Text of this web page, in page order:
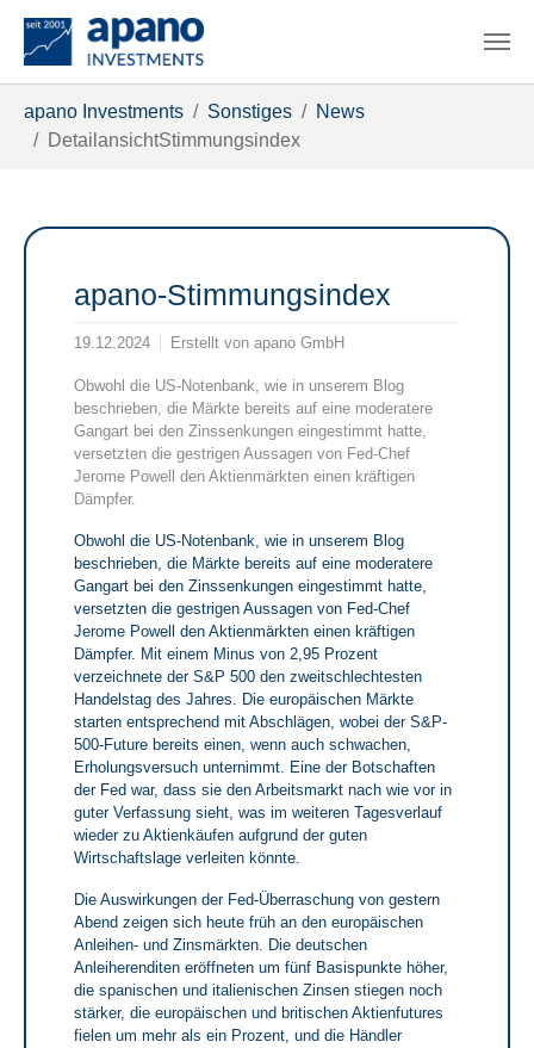
apano Investments Sonstiges
News
DetailansichtStimmungsindex
apano-Stimmungsindex
19.12.2024 Erstellt von apano GmbH
Obwohl die US-Notenbank, wie in unserem Blog
beschrieben, die Märkte bereits auf eine moderatere
Gangart bei den Zinssenkungen eingestimmt hatte,
versetzten die gestrigen Aussagen von Fed-Chef
Jerome Powell den Aktienmärkten einen kräftigen
Dämpfer.
Obwohl die US-Notenbank, wie in unserem Blog
beschrieben, die Märkte bereits auf eine moderatere
Gangart bei den Zinssenkungen eingestimmt hatte,
versetzten die gestrigen Aussagen von Fed-Chef
Jerome Powell den Aktienmärkten einen kräftigen
Dämpfer. Mit einem Minus von 2,95 Prozent
verzeichnete der S&P 500 den zweitschlechtesten
Handelstag des Jahres. Die europäischen Märkte
starten entsprechend mit Abschlägen, wobei der S&P-
500-Future bereits einen, wenn auch schwachen,
Erholungsversuch unternimmt. Eine der Botschaften
der Fed war, dass sie den Arbeitsmarkt nach wie vor in
guter Verfassung sieht, was im weiteren Tagesverlauf
wieder zu Aktienkäufen aufgrund der guten
Wirtschaftslage verleiten könnte.
Die Auswirkungen der Fed-Überraschung von gestern
Abend zeigen sich heute früh an den europäischen
Anleihen- und Zinsmärkten. Die deutschen
Anleiherenditen eröffneten um fünf Basispunkte höher,
die spanischen und italienischen Zinsen stiegen noch
stärker, die europäischen und britischen Aktienfutures
fielen um mehr als ein Prozent, und die Händler